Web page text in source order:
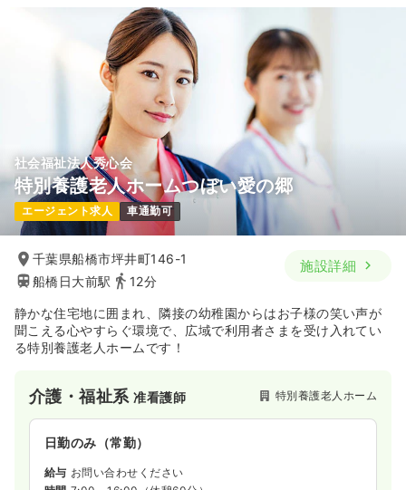
社会福祉法人秀心会
特別養護老人ホームつぼい愛の郷
エージェント求人 車通勤可
千葉県船橋市坪井町146-1
船橋日大前駅
12分
施設詳細
静かな住宅地に囲まれ、隣接の幼稚園からはお子様の笑い声が
聞こえる心やすらぐ環境で、広域で利用者さまを受け入れてい
る特別養護老人ホームです！
介護・福祉系准看護師 特別養護老人ホーム
日勤のみ（常勤）
給与 お問い合わせください